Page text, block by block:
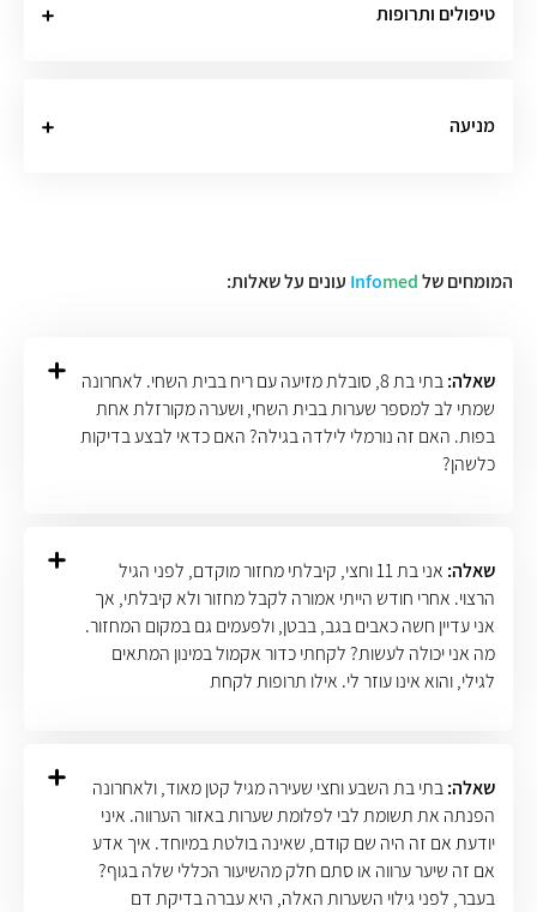
טיפולים ותרופות
מניעה
המומחים של Infomed עונים על שאלות:
שאלה:
בתי בת 8, סובלת מזיעה עם ריח בבית השחי. לאחרונה
שמתי לב למספר שערות בבית השחי, ושערה מקורזלת אחת
בפות. האם זה נורמלי לילדה בגילה? האם כדאי לבצע בדיקות
כלשהן?
שאלה:
אני בת 11 וחצי, קיבלתי מחזור מוקדם, לפני הגיל
הרצוי. אחרי חודש הייתי אמורה לקבל מחזור ולא קיבלתי, אך
אני עדיין חשה כאבים בגב, בבטן, ולפעמים גם במקום המחזור.
מה אני יכולה לעשות? לקחתי כדור אקמול במינון המתאים
לגילי, והוא אינו עוזר לי. אילו תרופות לקחת
שאלה:בתי בת השבע וחצי שעירה מגיל קטן מאוד, ולאחרונה
הפנתה את תשומת לבי לפלומת שערות באזור הערווה. איני
יודעת אם זה היה שם קודם, שאינה בולטת במיוחד. איך אדע
אם זה שיער ערווה או סתם חלק מהשיעור הכללי שלה בגוף?
בעבר, לפני גילוי השערות האלה, היא עברה בדיקת דם